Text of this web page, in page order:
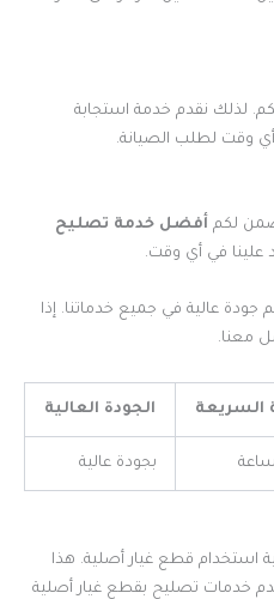
لذلك نقدم خدمة استجابة
وقت لطلب الصيانة.
لكم أفضل خدمة تصليح
علينا في أي وقت.
عالية في جميع خدماتنا. إذا
معنا.
السريعة الجودة العالية
بجودة عالية
استخدام قطع غيار أصلية. هذا
خدمات تصليح بقطع غيار أصلية